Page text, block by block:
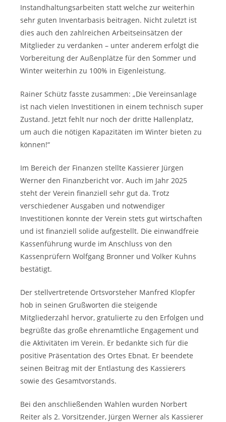
Instandhaltungsarbeiten statt welche zur weiterhin
sehr guten Inventarbasis beitragen. Nicht zuletzt ist
dies auch den zahlreichen Arbeitseinsätzen der
Mitglieder zu verdanken – unter anderem erfolgt die
Vorbereitung der Außenplätze für den Sommer und
Winter weiterhin zu 100% in Eigenleistung.
Rainer Schütz fasste zusammen: „Die Vereinsanlage
ist nach vielen Investitionen in einem technisch super
Zustand. Jetzt fehlt nur noch der dritte Hallenplatz,
um auch die nötigen Kapazitäten im Winter bieten zu
können!“
Im Bereich der Finanzen stellte Kassierer Jürgen
Werner den Finanzbericht vor. Auch im Jahr 2025
steht der Verein finanziell sehr gut da. Trotz
verschiedener Ausgaben und notwendiger
Investitionen konnte der Verein stets gut wirtschaften
und ist finanziell solide aufgestellt. Die einwandfreie
Kassenführung wurde im Anschluss von den
Kassenprüfern Wolfgang Bronner und Volker Kuhns
bestätigt.
Der stellvertretende Ortsvorsteher Manfred Klopfer
hob in seinen Grußworten die steigende
Mitgliederzahl hervor, gratulierte zu den Erfolgen und
begrüßte das große ehrenamtliche Engagement und
die Aktivitäten im Verein. Er bedankte sich für die
positive Präsentation des Ortes Ebnat. Er beendete
seinen Beitrag mit der Entlastung des Kassierers
sowie des Gesamtvorstands.
Bei den anschließenden Wahlen wurden Norbert
Reiter als 2. Vorsitzender, Jürgen Werner als Kassierer